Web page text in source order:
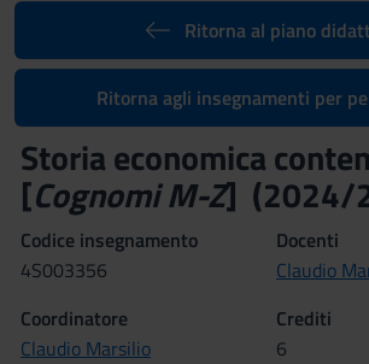
Ritorna al piano
Ritorna agli insegnamenti per
Storia economica
[Cognomi M-Z] (2024/
Codice insegnamento
4S003356
Docenti
Claudio
Coordinatore
Claudio Marsilio
Crediti
6